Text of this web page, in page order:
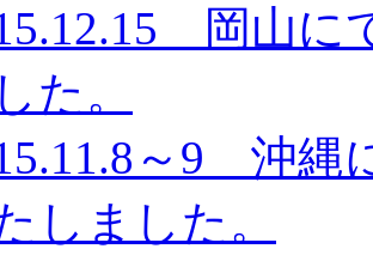
岡山に
た。
～9 沖縄
しました。